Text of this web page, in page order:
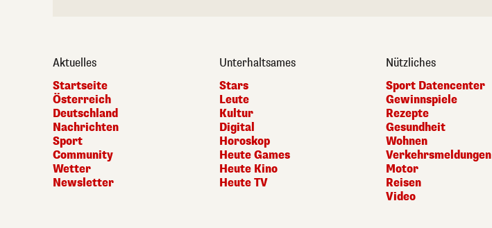
Aktuelles
Startseite
Österreich
Deutschland
Nachrichten
Sport
Community
Wetter
Newsletter
Unterhaltsames
Stars
Leute
Kultur
Digital
Horoskop
Heute Games
Heute Kino
Heute TV
Nützliches
Sport Datencenter
Gewinnspiele
Rezepte
Gesundheit
Wohnen
Verkehrsmeldungen
Motor
Reisen
Video